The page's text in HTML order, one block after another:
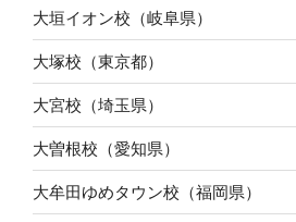
大垣イオン校（岐阜県）
大塚校（東京都）
大宮校（埼玉県）
大曽根校（愛知県）
大牟田ゆめタウン校（福岡県）